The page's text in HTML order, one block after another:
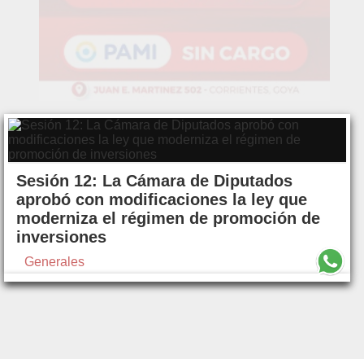
Sesión 12: La Cámara de Diputados
aprobó con modificaciones la ley que
moderniza el régimen de promoción de
inversiones
Generales